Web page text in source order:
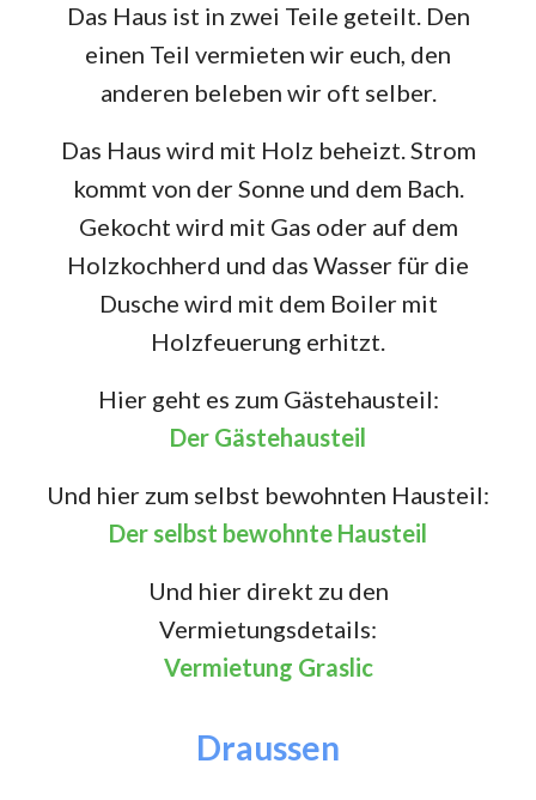
Das Haus ist in zwei Teile geteilt. Den
einen Teil vermieten wir euch, den
anderen beleben wir oft selber.
Das Haus wird mit Holz beheizt. Strom
kommt von der Sonne und dem Bach.
Gekocht wird mit Gas oder auf dem
Holzkochherd und das Wasser für die
Dusche wird mit dem Boiler mit
Holzfeuerung erhitzt.
Hier geht es zum Gästehausteil:
Der Gästehausteil
Und hier zum selbst bewohnten Hausteil:
Der selbst bewohnte Hausteil
Und hier direkt zu den
Vermietungsdetails:
Vermietung Graslic
Draussen